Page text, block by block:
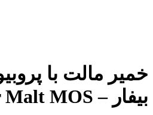
خمیر مالت با
بیفار – Beaphar Malt MOS